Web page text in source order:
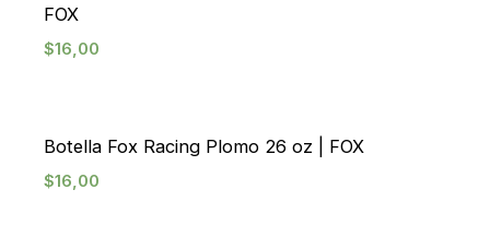
FOX
$16,00
Botella Fox Racing Plomo 26 oz | FOX
$16,00